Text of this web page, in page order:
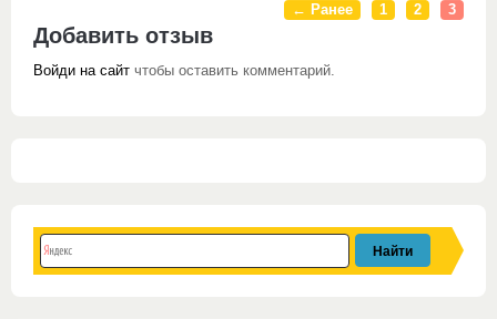
← Ранее 1 2 3
Добавить отзыв
Войди на сайт чтобы оставить комментарий.